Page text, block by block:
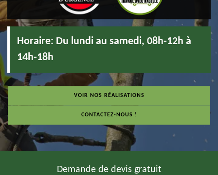
Horaire: Du lundi au samedi, 08h-12h à
14h-18h
VOIR NOS RÉALISATIONS
CONTACTEZ-NOUS !
Demande de devis gratuit